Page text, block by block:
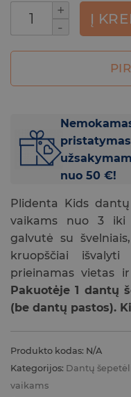
produkto kiekis:
Į
pristatymas
nuo 50 €!
Plidenta Kids
vaikams nuo 3
galvutė su
kruopščiai
prieinamas vietas
Pakuotėje 1 dantų
(be dantų pastos).
Produkto kodas: N/A
Kategorijos: Dantų
vaikams